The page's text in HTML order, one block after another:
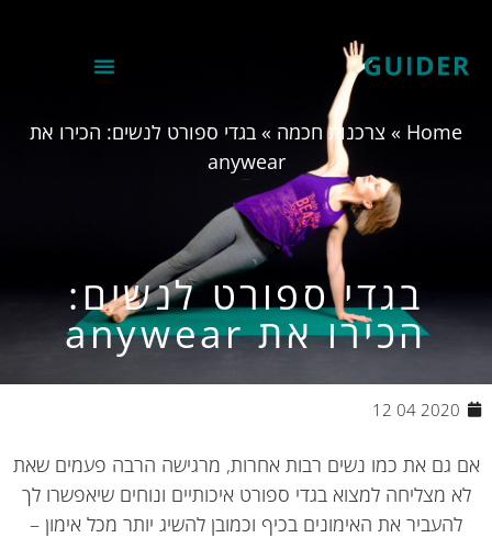
Home
»צרכנות חכמה»בגדי ספורט לנשים: הכירו את
anywear
בגדי ספורט לנשים:
הכירו את anywear
2020 04 12
גם את כמו נשים רבות אחרות, מרגישה הרבה פעמים שאת
מצליחה למצוא בגדי ספורט איכותיים ונוחים שיאפשרו לך
להעביר את האימונים בכיף וכמובן להשיג יותר מכל אימון –